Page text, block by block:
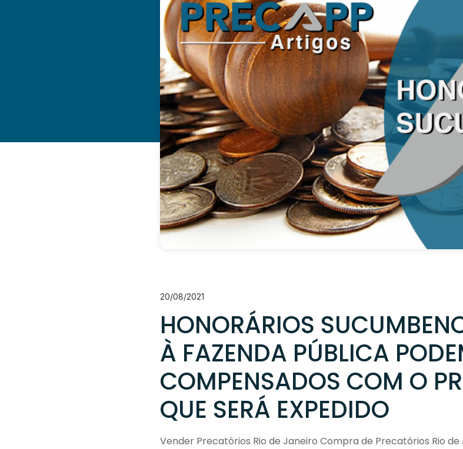
20/08/2021
HONORÁRIOS
À FAZENDA PÚBLICA
COMPENSADOS COM O
QUE SERÁ EXPEDIDO
Vender Precatórios Rio de Janeiro Compra de Precatórios Rio